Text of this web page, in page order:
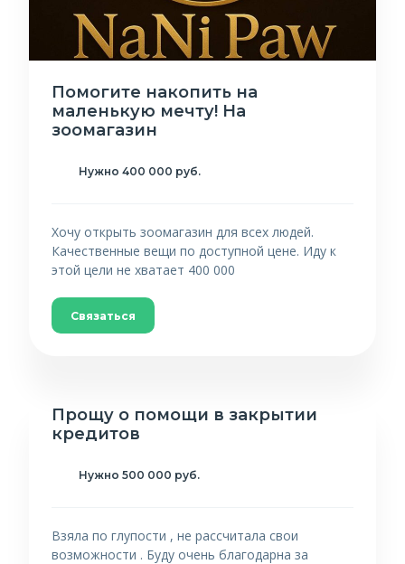
Помогите накопить на
маленькую мечту! На
зоомагазин
Нужно 400 000 руб.
Хочу открыть зоомагазин для всех людей.
Качественные вещи по доступной цене. Иду к
этой цели не хватает 400 000
Связаться
Прощу о помощи в закрытии
кредитов
Нужно 500 000 руб.
Взяла по глупости , не рассчитала свои
возможности . Буду очень благодарна за